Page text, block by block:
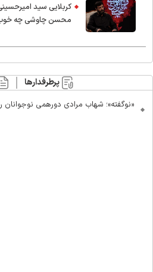
کربلایی سید
محسن چاوشی چه خوب
پرطرفدارها
«نوگفته»؛ شهاب مرادی دورهمی نوجوانان را